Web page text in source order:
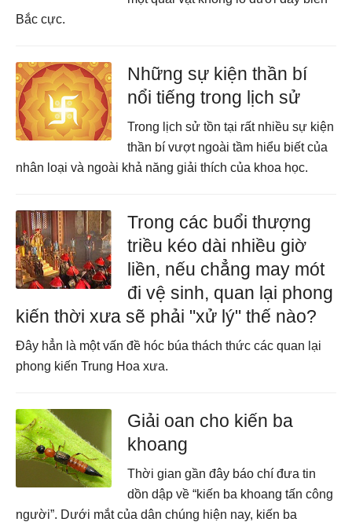
Bắc cực.
Những sự kiện thần bí
nổi tiếng trong lịch sử
Trong lịch sử tồn tại rất nhiều sự kiện
thần bí vượt ngoài tầm hiểu biết của
nhân loại và ngoài khả năng giải thích của khoa học.
Trong các buổi thượng
triều kéo dài nhiều giờ
liền, nếu chẳng may mót
đi vệ sinh, quan lại phong
kiến thời xưa sẽ phải "xử lý" thế nào?
Đây hẳn là một vấn đề hóc búa thách thức các quan lại
phong kiến Trung Hoa xưa.
Giải oan cho kiến ba
khoang
Thời gian gần đây báo chí đưa tin
dồn dập về “kiến ba khoang tấn công
người”. Dưới mắt của dân chúng hiện nay, kiến ba